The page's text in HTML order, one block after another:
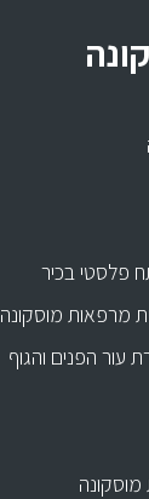
פלסטי בכיר
מרפאות מוסקונה
עור הפנים והגוף